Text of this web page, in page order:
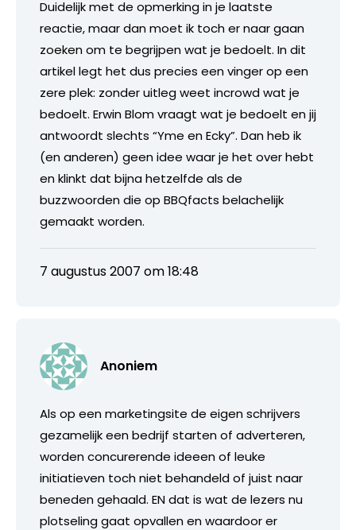
Duidelijk met de opmerking in je laatste
reactie, maar dan moet ik toch er naar gaan
zoeken om te begrijpen wat je bedoelt. In dit
artikel legt het dus precies een vinger op een
zere plek: zonder uitleg weet incrowd wat je
bedoelt. Erwin Blom vraagt wat je bedoelt en jij
antwoordt slechts “Yme en Ecky”. Dan heb ik
(en anderen) geen idee waar je het over hebt
en klinkt dat bijna hetzelfde als de
buzzwoorden die op BBQfacts belachelijk
gemaakt worden.
7 augustus 2007 om 18:48
Anoniem
Als op een marketingsite de eigen schrijvers
gezamelijk een bedrijf starten of adverteren,
worden concurerende ideeen of leuke
initiatieven toch niet behandeld of juist naar
beneden gehaald. EN dat is wat de lezers nu
plotseling gaat opvallen en waardoor er